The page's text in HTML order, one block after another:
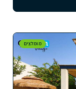
מומלצים